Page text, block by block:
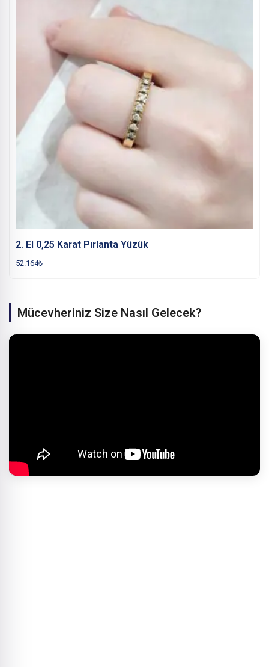
2. El 0,25 Karat Pırlanta Yüzük
52.164₺
Mücevheriniz Size Nasıl Gelecek?